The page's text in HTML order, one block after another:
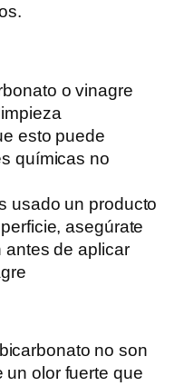
o vinagre
esto puede
químicas no
usado un producto
asegúrate
antes de aplicar
no son
un olor fuerte que